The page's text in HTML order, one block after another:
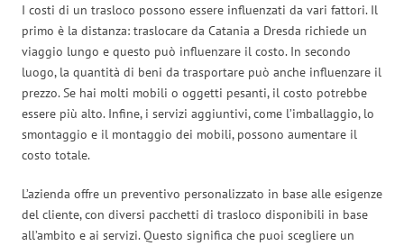
I costi di un trasloco possono essere influenzati da vari fattori. Il
primo è la distanza: traslocare da Catania a Dresda richiede un
viaggio lungo e questo può influenzare il costo. In secondo
luogo, la quantità di beni da trasportare può anche influenzare il
prezzo. Se hai molti mobili o oggetti pesanti, il costo potrebbe
essere più alto. Infine, i servizi aggiuntivi, come l’imballaggio, lo
smontaggio e il montaggio dei mobili, possono aumentare il
costo totale.
L’azienda offre un preventivo personalizzato in base alle esigenze
del cliente, con diversi pacchetti di trasloco disponibili in base
all’ambito e ai servizi. Questo significa che puoi scegliere un